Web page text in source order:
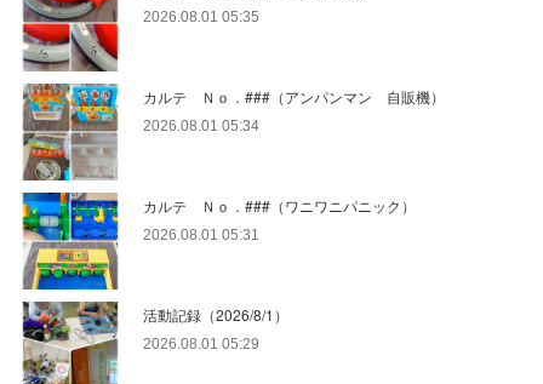
2026.08.01 05:35
カルテ Ｎｏ．###（アンパンマン 自販機）
2026.08.01 05:34
カルテ Ｎｏ．###（ワニワニパニック）
2026.08.01 05:31
活動記録（2026/8/1）
2026.08.01 05:29